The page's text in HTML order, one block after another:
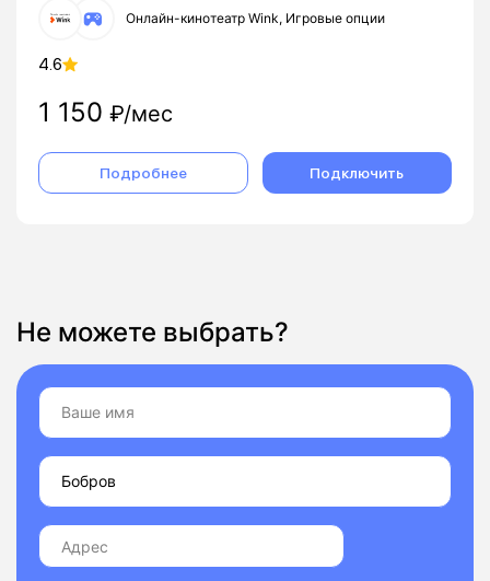
Не можете выбрать?
Онлайн-кинотеатр Wink, Игровые опции
4.6
1 150 ₽/мес
Подробнее Подключить